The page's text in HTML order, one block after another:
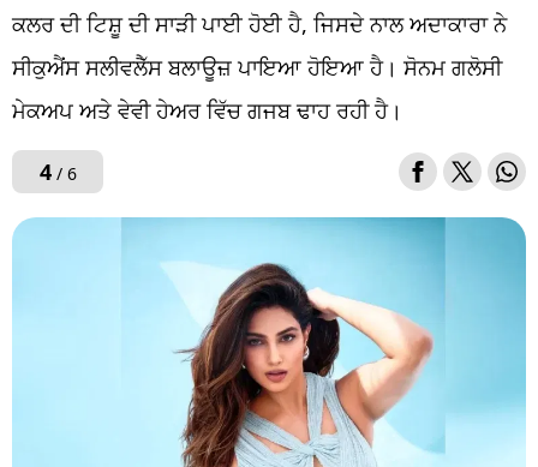
ਕਲਰ ਦੀ ਟਿਸ਼ੂ ਦੀ ਸਾੜੀ ਪਾਈ ਹੋਈ ਹੈ, ਜਿਸਦੇ ਨਾਲ ਅਦਾਕਾਰਾ ਨੇ
ਸੀਕੁਐਂਸ ਸਲੀਵਲੈੱਸ ਬਲਾਊਜ਼ ਪਾਇਆ ਹੋਇਆ ਹੈ। ਸੋਨਮ ਗਲੋਸੀ
ਮੇਕਅਪ ਅਤੇ ਵੇਵੀ ਹੇਅਰ ਵਿੱਚ ਗਜਬ ਢਾਹ ਰਹੀ ਹੈ।
4/ 6